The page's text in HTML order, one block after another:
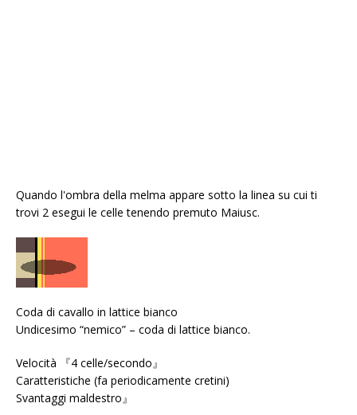
Quando l'ombra della melma appare sotto la linea su cui ti
trovi 2 esegui le celle tenendo premuto Maiusc.
Coda di cavallo in lattice bianco
Undicesimo “nemico” – coda di lattice bianco.
Velocità 『4 celle/secondo』
Caratteristiche (fa periodicamente cretini)
Svantaggi maldestro』